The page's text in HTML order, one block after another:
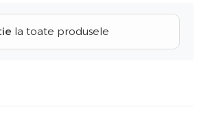
la toate produsele